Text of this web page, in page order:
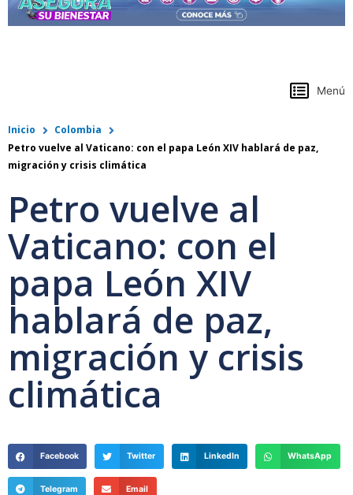
Menú
Inicio
Colombia
Petro vuelve al Vaticano: con el papa León XIV hablará de paz,
migración y crisis climática
Petro vuelve al
Vaticano: con el
papa León XIV
hablará de paz,
migración y crisis
climática
Facebook Twitter LinkedIn WhatsApp
Telegram Email